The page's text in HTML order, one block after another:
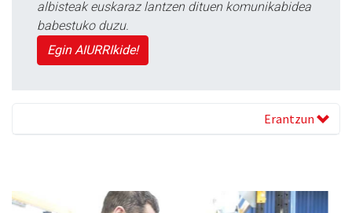
albisteak euskaraz lantzen dituen komunikabidea
babestuko duzu.
Egin AIURRIkide!
Erantzun